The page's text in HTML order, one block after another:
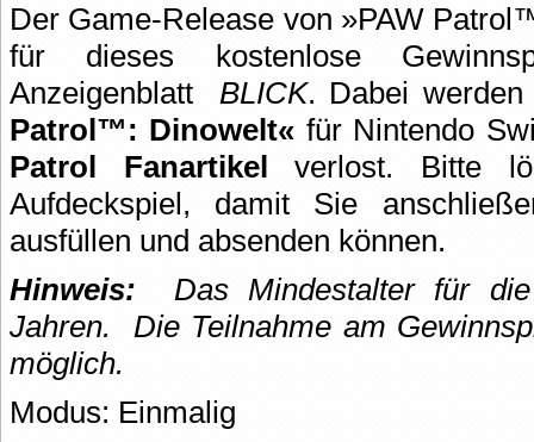
Der Game-Release von »PAW
für dieses kostenlose
AnzeigenblattBLICK. Dabei
Patrol™: Dinowelt« für Nintendo
Patrol Fanartikel verlost. Bitte
Aufdeckspiel, damit Sie
ausfüllen und absenden können.
Hinweis:
Das Mindestalter für
Jahren.
Die Teilnahme am
möglich.
Modus: Einmalig